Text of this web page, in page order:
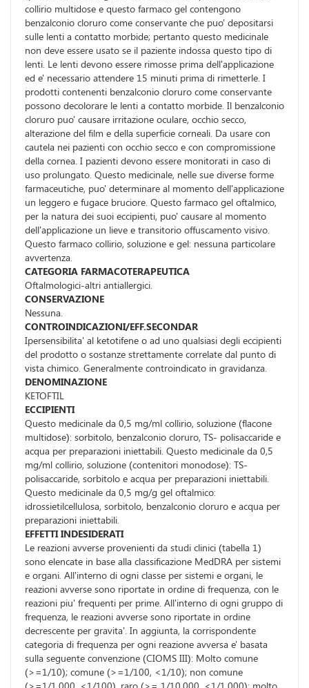
collirio multidose e questo farmaco gel contengono
benzalconio cloruro come conservante che puo' depositarsi
sulle lenti a contatto morbide; pertanto questo medicinale
non deve essere usato se il paziente indossa questo tipo di
lenti. Le lenti devono essere rimosse prima dell'applicazione
ed e' necessario attendere 15 minuti prima di rimetterle. I
prodotti contenenti benzalconio cloruro come conservante
possono decolorare le lenti a contatto morbide. Il benzalconio
cloruro puo' causare irritazione oculare, occhio secco,
alterazione del film e della superficie corneali. Da usare con
cautela nei pazienti con occhio secco e con compromissione
della cornea. I pazienti devono essere monitorati in caso di
uso prolungato. Questo medicinale, nelle sue diverse forme
farmaceutiche, puo' determinare al momento dell'applicazione
un leggero e fugace bruciore. Questo farmaco gel oftalmico,
per la natura dei suoi eccipienti, puo' causare al momento
dell'applicazione un lieve e transitorio offuscamento visivo.
Questo farmaco collirio, soluzione e gel: nessuna particolare
avvertenza.
CATEGORIA FARMACOTERAPEUTICA
Oftalmologici-altri antiallergici.
CONSERVAZIONE
Nessuna.
CONTROINDICAZIONI/EFF.SECONDAR
Ipersensibilita' al ketotifene o ad uno qualsiasi degli eccipienti
del prodotto o sostanze strettamente correlate dal punto di
vista chimico. Generalmente controindicato in gravidanza.
DENOMINAZIONE
KETOFTIL
ECCIPIENTI
Questo medicinale da 0,5 mg/ml collirio, soluzione (flacone
multidose): sorbitolo, benzalconio cloruro, TS- polisaccaride e
acqua per preparazioni iniettabili. Questo medicinale da 0,5
mg/ml collirio, soluzione (contenitori monodose): TS-
polisaccaride, sorbitolo e acqua per preparazioni iniettabili.
Questo medicinale da 0,5 mg/g gel oftalmico:
idrossietilcellulosa, sorbitolo, benzalconio cloruro e acqua per
preparazioni iniettabili.
EFFETTI INDESIDERATI
Le reazioni avverse provenienti da studi clinici (tabella 1)
sono elencate in base alla classificazione MedDRA per sistemi
e organi. All'interno di ogni classe per sistemi e organi, le
reazioni avverse sono riportate in ordine di frequenza, con le
reazioni piu' frequenti per prime. All'interno di ogni gruppo di
frequenza, le reazioni avverse sono riportate in ordine
decrescente per gravita'. In aggiunta, la corrispondente
categoria di frequenza per ogni reazione avversa e' basata
sulla seguente convenzione (CIOMS III): Molto comune
(>=1/10); comune (>=1/100, <1/10); non comune